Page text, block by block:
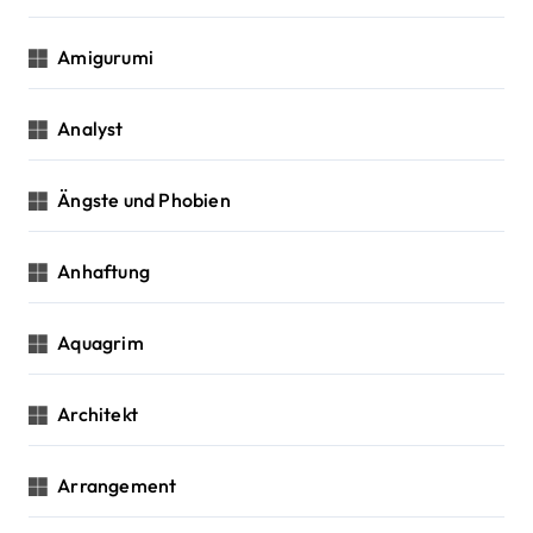
Amigurumi
Analyst
Ängste und Phobien
Anhaftung
Aquagrim
Architekt
Arrangement